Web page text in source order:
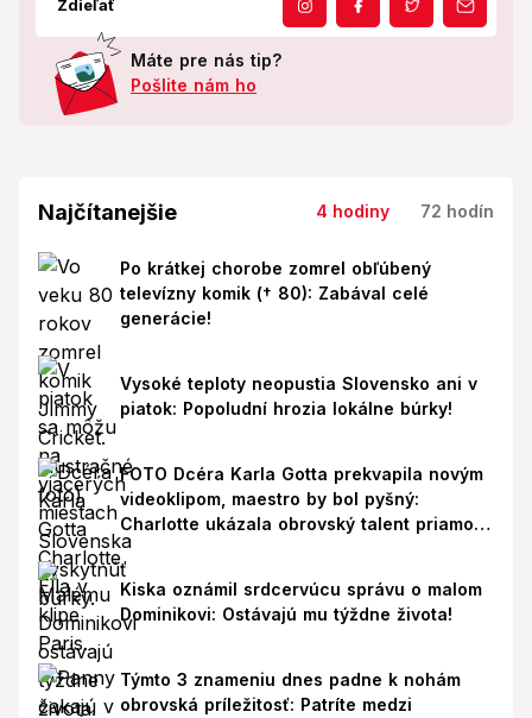
Zdieľať
Máte pre nás tip?
Pošlite nám ho
Najčítanejšie 4 hodiny 72 hodín
Po krátkej chorobe zomrel obľúbený
televízny komik († 80): Zabával celé
generácie!
Vysoké teploty neopustia Slovensko ani v
piatok: Popoludní hrozia lokálne búrky!
FOTO Dcéra Karla Gotta prekvapila novým
videoklipom, maestro by bol pyšný:
Charlotte ukázala obrovský talent priamo v
Paríži!
Kiska oznámil srdcervúcu správu o malom
Dominikovi: Ostávajú mu týždne života!
Týmto 3 znameniu dnes padne k nohám
obrovská príležitosť: Patríte medzi